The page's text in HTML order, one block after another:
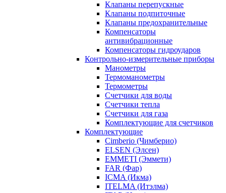
Клапаны перепускные
Клапаны подпиточные
Клапаны предохранительные
Компенсаторы
антивибрационные
Компенсаторы гидроударов
Контрольно-измерительные приборы
Манометры
Термоманометры
Термометры
Счетчики для воды
Счетчики тепла
Счетчики для газа
Комплектующие для счетчиков
Комплектующие
Cimberio (Чимберио)
ELSEN (Элсен)
EMMETI (Эммети)
FAR (Фар)
ICMA (Икма)
ITELMA (Итэлма)